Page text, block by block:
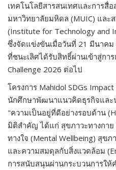
เทคโนโลยีสารสนเทศและการสื่
มหาวิทยาลัยมหิดล (MUIC) และ
(Institute for Technology and
ซึ่งจัดแข่งขันเมื่อวันที่ 21 มีนาคม
ที่ชนะเลิศได้รับสิทธิ์ผ่านเข้าสู่กา
Challenge 2026 ต่อไป
โครงการ Mahidol SDGs
นักศึกษาพัฒนาแนวคิดธุรกิจแล
"ความเป็นอยู่ที่ดีอย่างรอบด้าน
มิติสำคัญ ได้แก่ สุขภาวะทางกาย
ทางใจ (Mental Wellbeing) สุขภ
และความสมดุลกับสิ่งแวดล้อม
การสนับสนุนผ่านกระบวนการให้